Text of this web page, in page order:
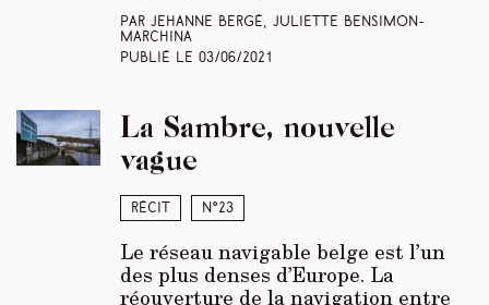
Par Jehanne Bergé, Juliette Bensimon-
Marchina
Publié le 03/06/2021
Récit N°23
La Sambre, nouvelle
vague
Le réseau navigable belge est l’un
des plus denses d’Europe. La
réouverture de la navigation entre